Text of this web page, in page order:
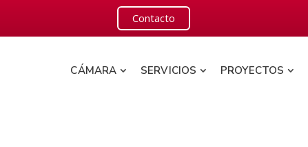
Contacto
CÁMARA SERVICIOS PROYECTOS